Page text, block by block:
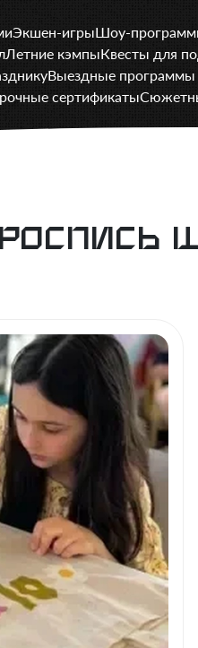
Экшен-игрыШоу-
Летние кэмпыКвесты для
Выездные программы
сертификаты